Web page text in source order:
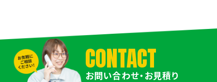
CONTACT
お問い合わせ・お見積り